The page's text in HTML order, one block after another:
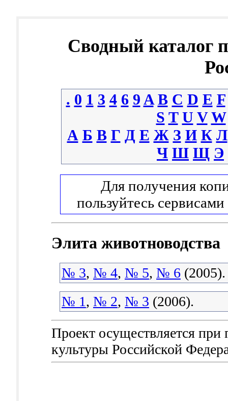
Сводный каталог
. 0 1 3 4 6 9 A B C D E F
S T U V W
А Б В Г Д Е Ж З И К Л
Ч Ш Щ Э
Для получения
пользуйтесь сервисами
Элита животноводства
№ 3, № 4, № 5, № 6 (2005).
№ 1, № 2, № 3 (2006).
Проект осуществляется
культуры Российской